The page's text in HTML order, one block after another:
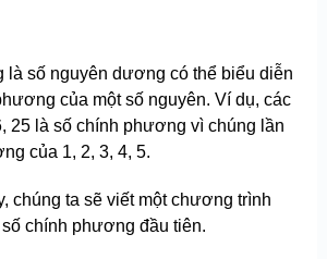
là số nguyên dương có thể biểu diễn
của một số nguyên. Ví dụ, các
25 là số chính phương vì chúng lần
của 1, 2, 3, 4, 5.
chúng ta sẽ viết một chương trình
chính phương đầu tiên.